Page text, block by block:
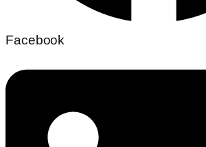
Facebook